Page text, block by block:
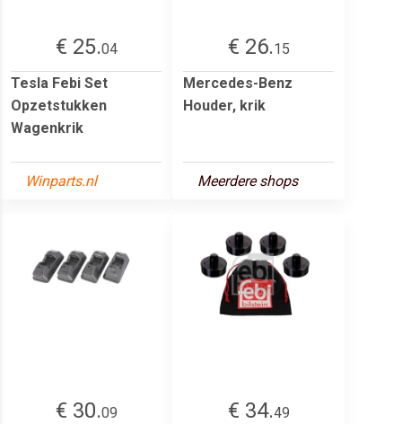
€ 25.04
Tesla Febi Set
Opzetstukken
Wagenkrik
Winparts.nl
€ 26.15
Mercedes-Benz
Houder, krik
Meerdere shops
€ 30.09
€ 34.49